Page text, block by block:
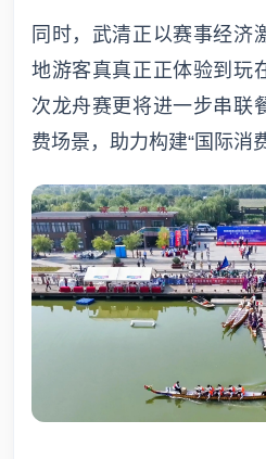
同时，武清正以赛事经济
地游客真真正正体验到玩
次龙舟赛更将进一步串联
费场景，助力构建“国际消